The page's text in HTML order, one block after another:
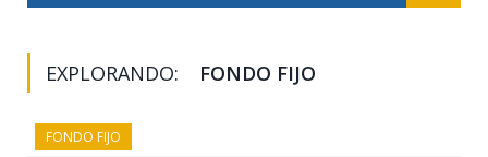
EXPLORANDO: FONDO FIJO
FONDO FIJO